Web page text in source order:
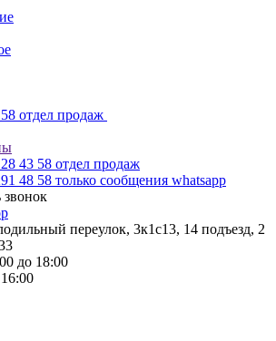
отдел продаж
43 58 отдел продаж
48 58 только сообщения whatsapp
звонок
переулок, 3к1с13, 14 подъезд, 2
до 18:00